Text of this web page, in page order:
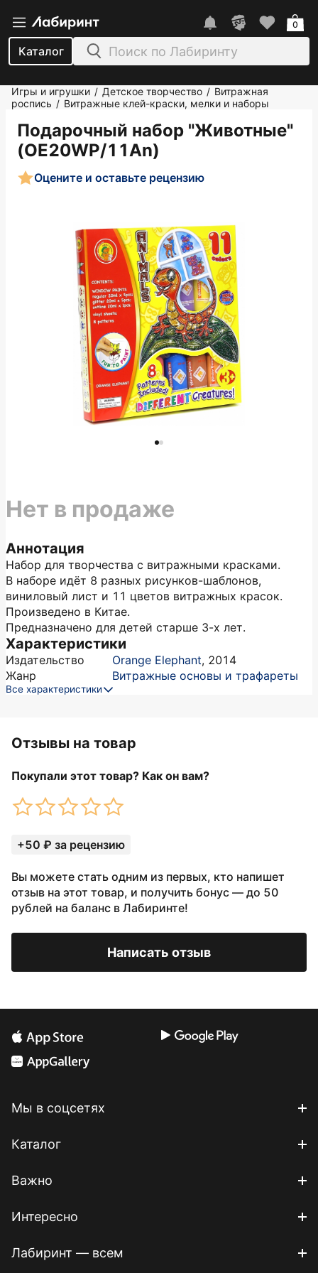
Каталог
0
Игры и игрушки / Детское творчество / Витражная
роспись / Витражные клей-краски, мелки и наборы
Подарочный набор "Животные"
(OE20WP/11An)
Оцените и оставьте рецензию
Аннотация
Набор для творчества с витражными красками.
В наборе идёт 8 разных рисунков-шаблонов,
виниловый лист и 11 цветов витражных красок.
Произведено в Китае.
Предназначено для детей старше 3-х лет.
Характеристики
Издательство Orange Elephant, 2014
Жанр
Витражные основы и трафареты
Все характеристики
Нет в продаже
Отзывы на товар
Покупали этот товар? Как он вам?
+50 ₽ за рецензию
Вы можете стать одним из первых, кто напишет
отзыв на этот товар, и получить бонус — до 50
рублей на баланс в Лабиринте!
Написать отзыв
Мы в соцсетях
Каталог
Важно
Интересно
Лабиринт — всем